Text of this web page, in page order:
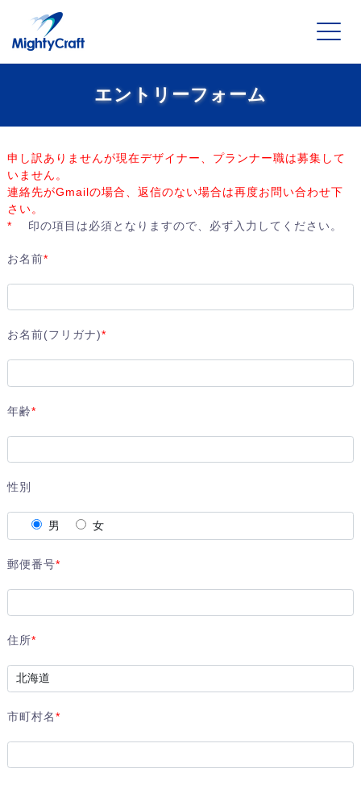
エントリーフォーム
申し訳ありませんが現在デザイナー、プランナー職は募集して
いません。
連絡先がGmailの場合、返信のない場合は再度お問い合わせ下
さい。
*
印の項目は必須となりますので、必ず入力してください。
お名前*
お名前(フリガナ)*
年齢*
性別
男 女
郵便番号*
住所*
市町村名*